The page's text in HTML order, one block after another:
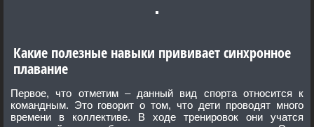
Какие полезные навыки прививает синхронное
плавание
Первое, что отметим – данный вид спорта относится к
командным. Это говорит о том, что дети проводят много
времени в коллективе. В ходе тренировок они учатся